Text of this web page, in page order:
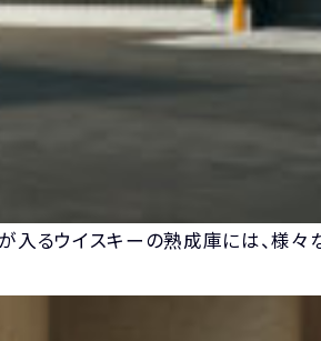
入るウイスキーの熟成庫には、様々